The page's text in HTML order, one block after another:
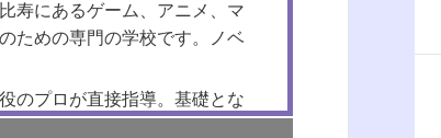
寿にあるゲーム、アニメ、マ
ための専門の学校です。ノベ
のプロが直接指導。基礎とな
サポートします。